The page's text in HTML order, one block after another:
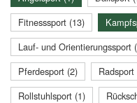
Fitnesssport (13)
Lauf- und Orientierungssport
Pferdesport (2)
Radsport
Rollstuhlsport (1)